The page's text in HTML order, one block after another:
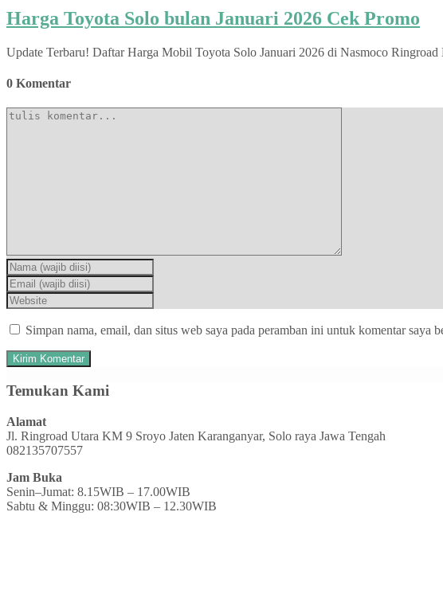
Harga Toyota Solo bulan Januari 2026 Cek Promo
Update Terbaru! Daftar Harga Mobil Toyota Solo Januari 2026 di Nasmoco
0 Komentar
Simpan nama, email, dan situs web saya pada peramban ini untuk komentar saya
Temukan Kami
Alamat
Jl. Ringroad Utara KM 9 Sroyo Jaten Karanganyar, Solo raya Jawa Tengah
082135707557
Jam Buka
Senin–Jumat: 8.15WIB – 17.00WIB
Sabtu & Minggu: 08:30WIB – 12.30WIB